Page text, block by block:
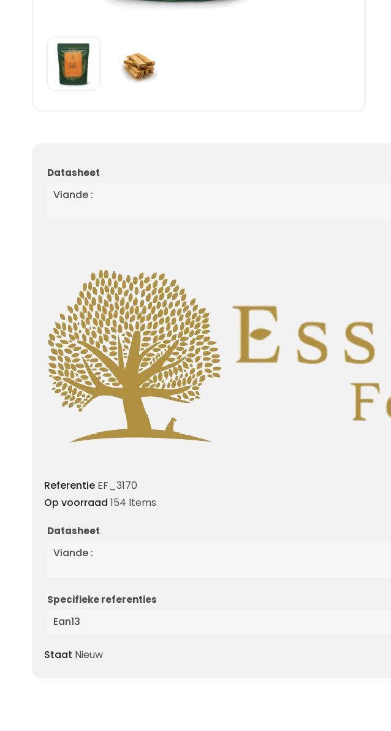
Datasheet
Viande :
Referentie EF_3170
Op voorraad 154 Items
Datasheet
Viande :
Specifieke referenties
Ean13
Staat Nieuw